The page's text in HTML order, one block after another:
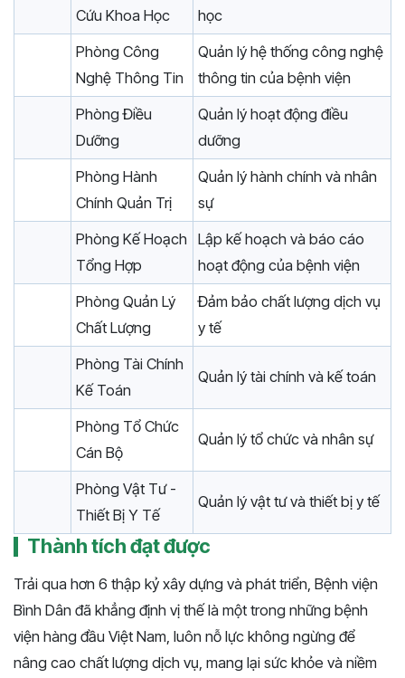
Cứu Khoa Học
học
Phòng Công
Nghệ Thông Tin
Quản lý hệ thống công nghệ
thông tin của bệnh viện
Phòng Điều
Dưỡng
Quản lý hoạt động điều
dưỡng
Phòng Hành
Chính Quản Trị
Quản lý hành chính và nhân
sự
Phòng Kế Hoạch
Tổng Hợp
Lập kế hoạch và báo cáo
hoạt động của bệnh viện
Phòng Quản Lý
Chất Lượng
Đảm bảo chất lượng dịch vụ
y tế
Phòng Tài Chính
Kế Toán
Quản lý tài chính và kế toán
Phòng Tổ Chức
Cán Bộ
Quản lý tổ chức và nhân sự
Phòng Vật Tư -
Thiết Bị Y Tế
Quản lý vật tư và thiết bị y tế
Thành tích đạt được
Trải qua hơn 6 thập kỷ xây dựng và phát triển, Bệnh viện
Bình Dân đã khẳng định vị thế là một trong những bệnh
viện hàng đầu Việt Nam, luôn nỗ lực không ngừng để
nâng cao chất lượng dịch vụ, mang lại sức khỏe và niềm